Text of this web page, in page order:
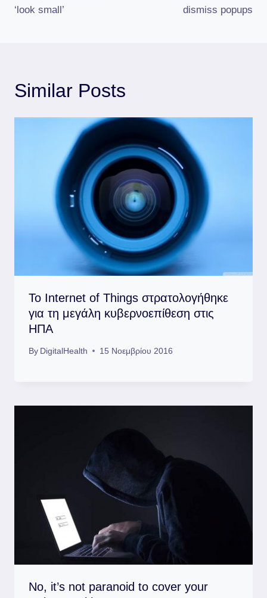
‘look small’
dismiss popups
Similar Posts
Το Internet of Things στρατολογήθηκε
για τη μεγάλη κυβερνοεπίθεση στις
ΗΠΑ
By DigitalHealth 15 Νοεμβρίου 2016
No, it’s not paranoid to cover your